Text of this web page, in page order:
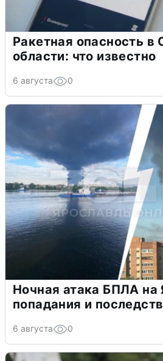
Ракетная опасность в
области: что известно
6 августа 0
Ночная атака БПЛА на
попадания и
6 августа 0